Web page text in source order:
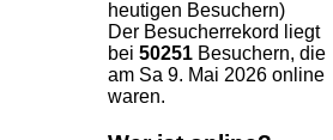
heutigen Besuchern)
Der Besucherrekord liegt
bei 50251 Besuchern, die
am Sa 9. Mai 2026 online
waren.